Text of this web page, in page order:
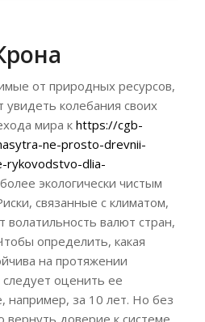
от природных ресурсов,
увидеть колебания своих
мира к https://cgb-
ne-prosto-drevnii-
rykovodstvo-dlia-
более экологически чистым
связанные с климатом,
волатильность валют стран,
определить, какая
на протяжении
оценить ее
например, за 10 лет. Но без